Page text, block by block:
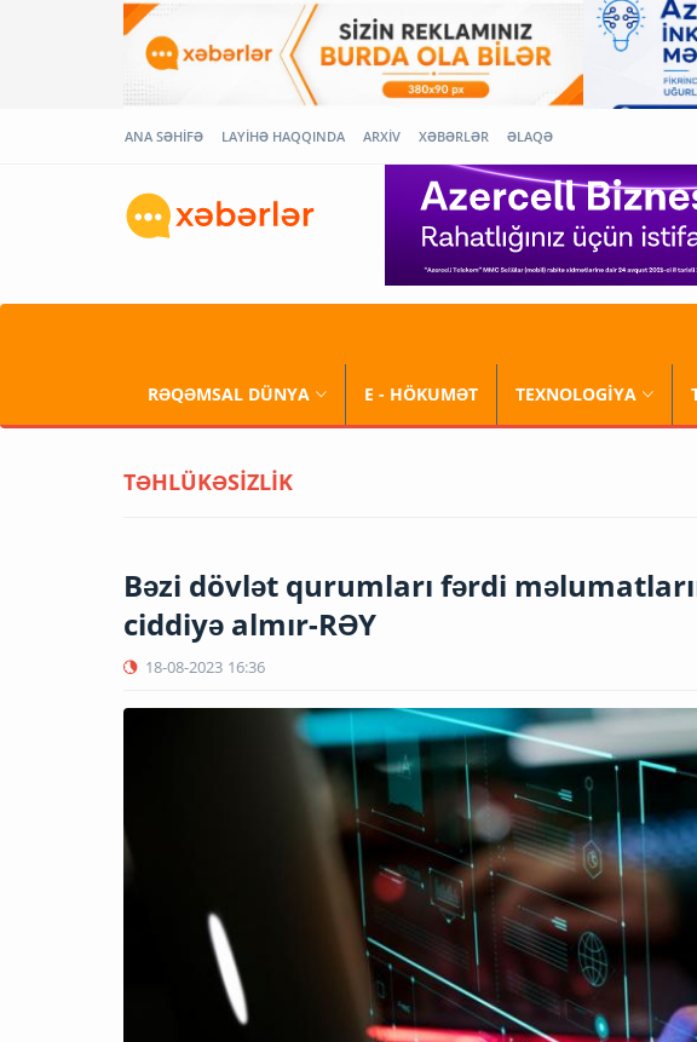
ANA SƏHİFƏ LAYİHƏ HAQQINDA ARXİV XƏBƏRLƏR ƏLAQƏ
RƏQƏMSAL DÜNYA E - HÖKUMƏT TEXNOLOGİYA
TƏHLÜKƏSİZLİK
Bəzi dövlət qurumları fərdi
ciddiyə almır-RƏY
18-08-2023 16:36